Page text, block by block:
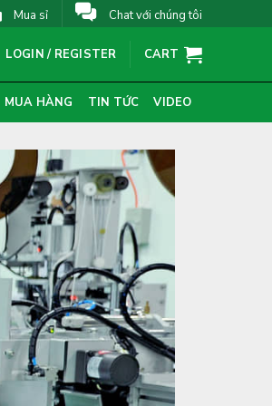
Mua sỉ Chat với chúng tôi
LOGIN / REGISTER CART
MUA HÀNG TIN TỨC VIDEO